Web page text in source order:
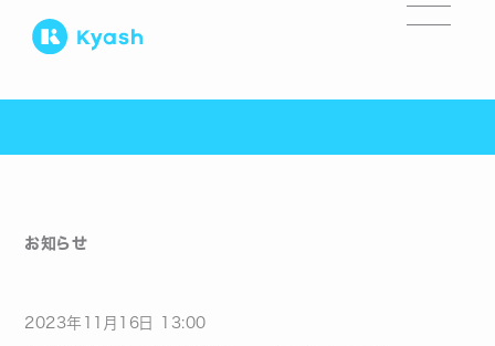
お知らせ
2023年 月 16日 13:00